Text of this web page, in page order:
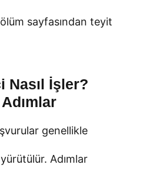
sayfasından teyit
Nasıl İşler?
genellikle
Adımlar